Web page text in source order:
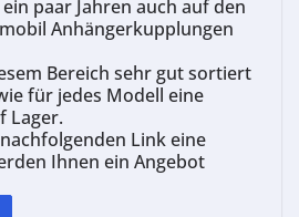
paar Jahren auch auf den
Anhängerkupplungen
Bereich sehr gut sortiert
für jedes Modell eine
Lager.
Link eine
Ihnen ein Angebot